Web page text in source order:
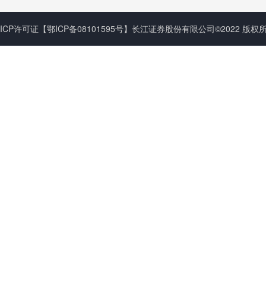
ICP许可证 【鄂ICP备08101595号】 长江证券股份有限公司©2022 版权